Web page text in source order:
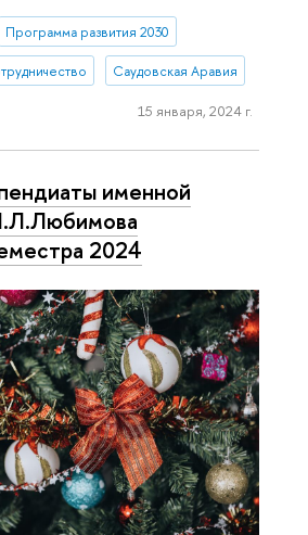
Программа развития 2030
Саудовская Аравия
15 января, 2024 г.
именной
2024